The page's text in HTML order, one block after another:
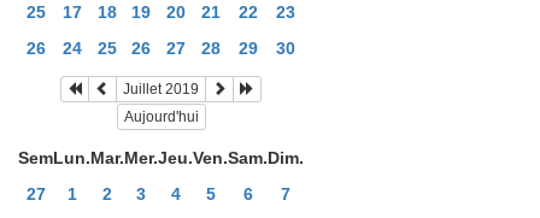
25
17 18 19 20 21 22
23
26
24 25 26 27 28 29 30
Juillet 2019
Aujourd'hui
SemLun.Mar.Mer.Jeu.Ven.Sam.Dim.
27
1 2 3 4 5 6
7